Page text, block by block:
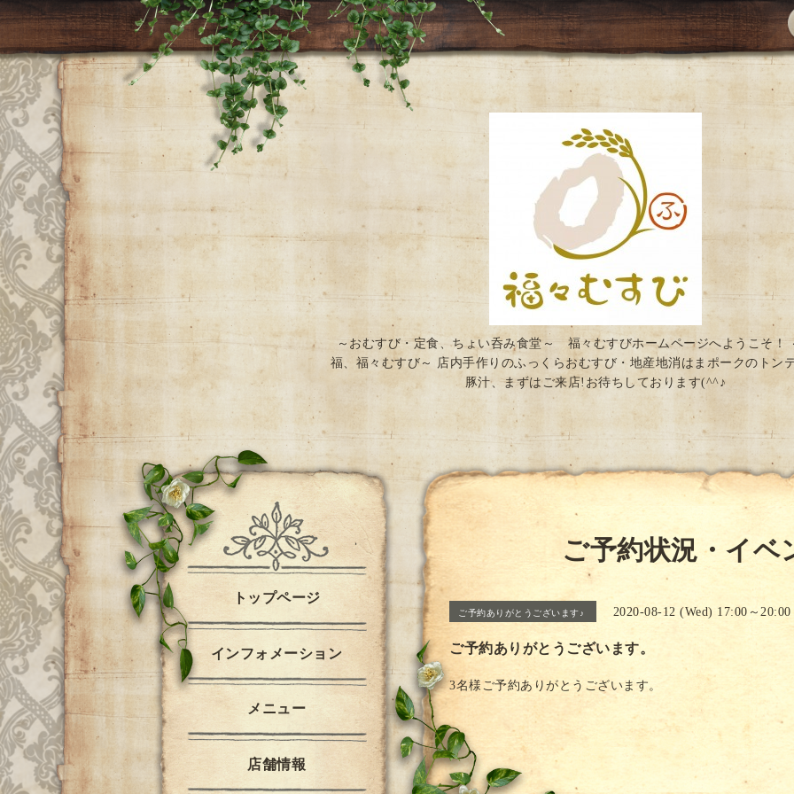
～おむすび・定食、ちょい呑み食堂～ 福々むすびホームページへようこそ！
福、福々むすび～ 店内手作りのふっくらおむすび・地産地消はまポークのトン
豚汁、まずはご来店!お待ちしております(^^♪
ご予約状況・イベ
ご予約ありがとうございます♪ 2020-08-12 (Wed) 17:00～20:00
ご予約ありがとうございます。
3名様ご予約ありがとうございます。
トップページ
インフォメーション
メニュー
店舗情報